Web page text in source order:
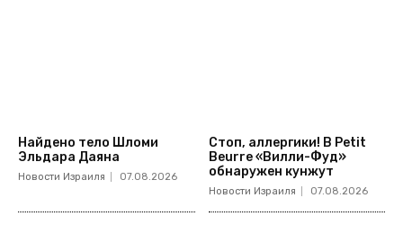
Найдено тело Шломи
Эльдара Даяна
Новости Израиля 07.08.2026
Стоп, аллергики! В Petit
Beurre «Вилли-Фуд»
обнаружен кунжут
Новости Израиля 07.08.2026